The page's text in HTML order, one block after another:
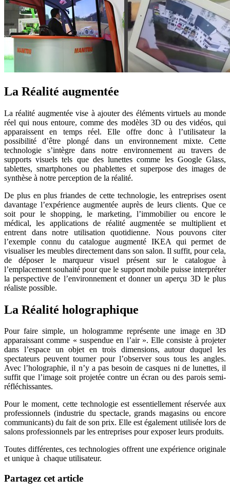
La Réalité augmentée
La réalité augmentée vise à ajouter des éléments virtuels au monde
réel qui nous entoure, comme des modèles 3D ou des vidéos, qui
apparaissent en temps réel. Elle offre donc à l’utilisateur la
possibilité d’être plongé dans un environnement mixte. Cette
technologie s’intègre dans notre environnement au travers de
supports visuels tels que des lunettes comme les Google Glass,
tablettes, smartphones ou phablettes et superpose des images de
synthèse à notre perception de la réalité.
De plus en plus friandes de cette technologie, les entreprises osent
davantage l’expérience augmentée auprès de leurs clients. Que ce
soit pour le shopping, le marketing, l’immobilier ou encore le
médical, les applications de réalité augmentée se multiplient et
entrent dans notre utilisation quotidienne. Nous pouvons citer
l’exemple connu du catalogue augmenté IKEA qui permet de
visualiser les meubles directement dans son salon. Il suffit, pour cela,
de déposer le marqueur visuel présent sur le catalogue à
l’emplacement souhaité pour que le support mobile puisse interpréter
la perspective de l’environnement et donner un aperçu 3D le plus
réaliste possible.
La Réalité holographique
Pour faire simple, un hologramme représente une image en 3D
apparaissant comme « suspendue en l’air ». Elle consiste à projeter
dans l’espace un objet en trois dimensions, autour duquel les
spectateurs peuvent tourner pour l’observer sous tous les angles.
Avec l’holographie, il n’y a pas besoin de casques ni de lunettes, il
suffit que l’image soit projetée contre un écran ou des parois semi-
réfléchissantes.
Pour le moment, cette technologie est essentiellement réservée aux
professionnels (industrie du spectacle, grands magasins ou encore
communicants) du fait de son prix. Elle est également utilisée lors de
salons professionnels par les entreprises pour exposer leurs produits.
Toutes différentes, ces technologies offrent une expérience originale
et unique à chaque utilisateur.
Partagez cet article